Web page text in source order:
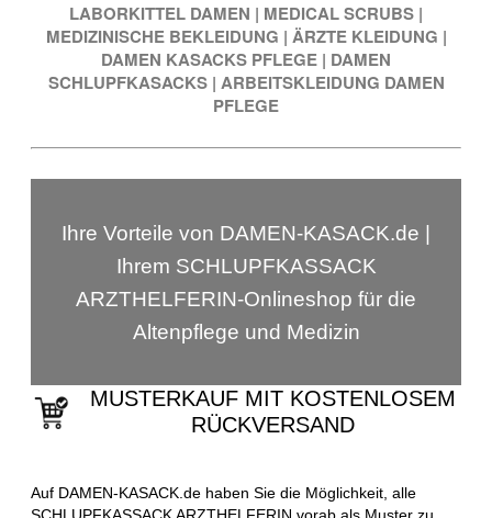
LABORKITTEL DAMEN | MEDICAL SCRUBS |
MEDIZINISCHE BEKLEIDUNG | ÄRZTE KLEIDUNG |
DAMEN KASACKS PFLEGE | DAMEN
SCHLUPFKASACKS | ARBEITSKLEIDUNG DAMEN
PFLEGE
Ihre Vorteile von DAMEN-KASACK.de |
Ihrem SCHLUPFKASSACK
ARZTHELFERIN-Onlineshop für die
Altenpflege und Medizin
MUSTERKAUF MIT KOSTENLOSEM
RÜCKVERSAND
Auf DAMEN-KASACK.de haben Sie die Möglichkeit, alle